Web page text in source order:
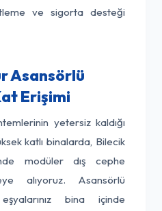
ve sigorta desteği
Asansörlü
Erişimi
yetersiz kaldığı
katlı binalarda, Bilecik
modüler dış cephe
alıyoruz. Asansörlü
bina içinde